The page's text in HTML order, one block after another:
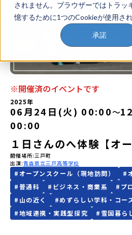
されません。ブラウザーではトラッ
憶するために1つのCookieが使用され
承諾
イベントを探す
おためし地域留学
マガジン
奨学金について
イベント参加方法
会員登録 MYページログイン
※開催済のイベントです
2025年
06月24日(火) 00:00〜
00:00
１日さんのへ体験【オ
開催場所 三戸町
出演 青森県立三戸高等学校
#オープンスクール（現地訪問） #
#普通科 # ビジネス・商業系 # プ
# 山の近く #めずらしい学科・コー
#地域連携・実践型探究 #雪国暮ら